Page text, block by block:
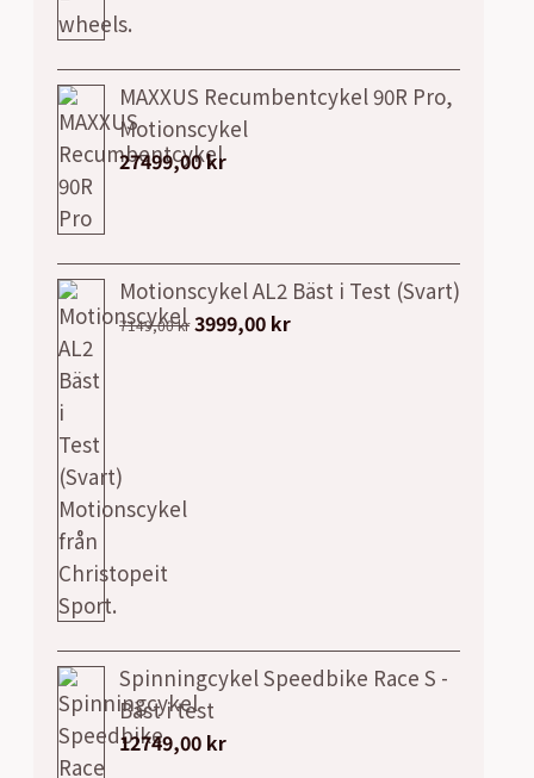
MAXXUS Recumbentcykel 90R Pro,
Motionscykel
27499,00kr
Motionscykel AL2 Bäst i Test (Svart)
7149,00kr Det
3999,00 kr
Spinningcykel Speedbike Race S -
Bäst i test
12749,00 kr